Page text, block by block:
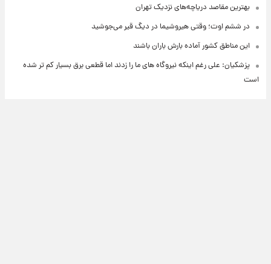
بهترین مقاصد دریاچه‌های نزدیک تهران
در ششم اوت؛ وقتی هیروشیما در دیگ قیر می‌جوشید
این مناطق کشور آماده بارش باران باشند
پزشکیان: علی رغم اینکه نیروگاه های ما را زدند اما قطعی برق بسیار کم تر شده
است